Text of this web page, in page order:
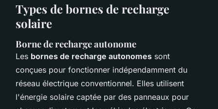
Types de bornes de recharge
solaire
Borne de recharge autonome
Les bornes de recharge autonomes sont
conçues pour fonctionner indépendamment du
réseau électrique conventionnel. Elles utilisent
l'énergie solaire captée par des panneaux pour